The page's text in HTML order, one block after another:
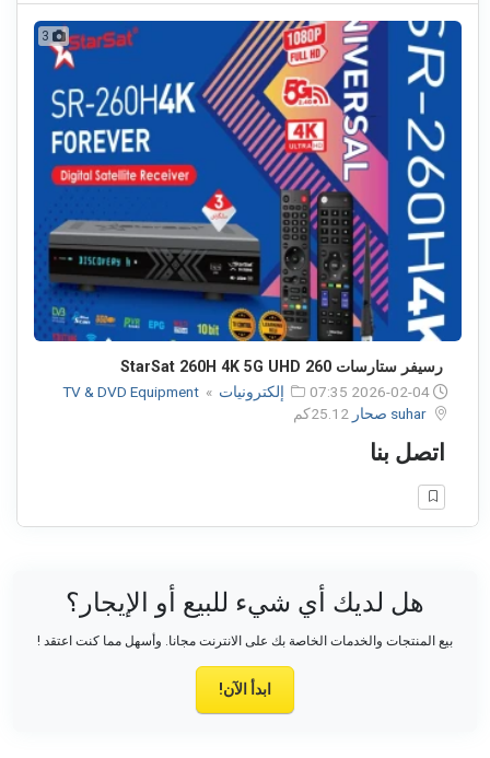
رسيفر ستارسات 260 StarSat 260H 4K 5G UHD
إلكترونيات »
TV & DVD Equipment
suhar صحار
25.12كم
اتصل بنا
هل لديك أي شيء للبيع أو الإيجار؟
بيع المنتجات والخدمات الخاصة بك على الانترنت مجانا. وأسهل مما كنت اعتقد !
ابدأ الآن!